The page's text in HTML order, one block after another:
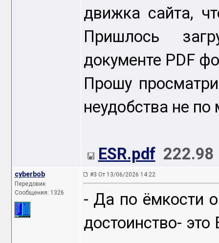
движка сайта,
Пришлось
документе PDF
Прошу
неудобства не по
ESR.pdf 222.98
cyberbob
Передовик
Сообщения: 1326
#3 От 13/06/2026 14:22
- Да по ёмкости
достоинство- это